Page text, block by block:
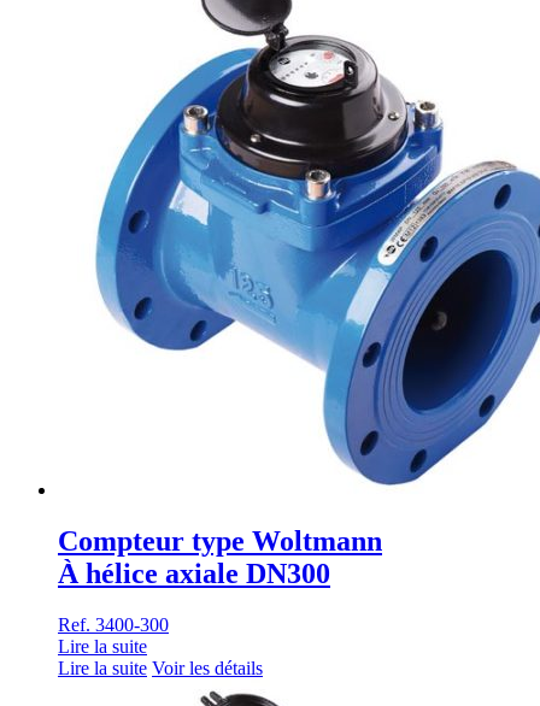
Compteur type Woltmann
À hélice axiale DN300
Ref. 3400-300
Lire la suite
Lire la suite Voir les détails